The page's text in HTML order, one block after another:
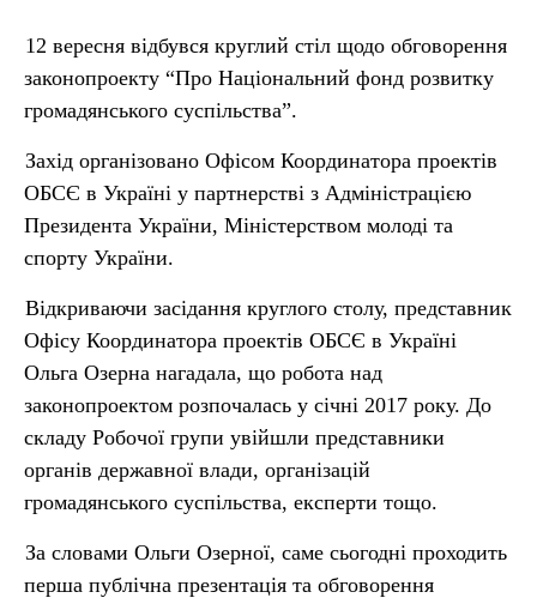
12 вересня відбувся круглий стіл щодо обговорення
законопроекту “Про Національний фонд розвитку
громадянського суспільства”.
Захід організовано Офісом Координатора проектів
ОБСЄ в Україні у партнерстві з Адміністрацією
Президента України, Міністерством молоді та
спорту України.
Відкриваючи засідання круглого столу, представник
Офісу Координатора проектів ОБСЄ в Україні
Ольга Озерна нагадала, що робота над
законопроектом розпочалась у січні 2017 року. До
складу Робочої групи увійшли представники
органів державної влади, організацій
громадянського суспільства, експерти тощо.
За словами Ольги Озерної, саме сьогодні проходить
перша публічна презентація та обговорення